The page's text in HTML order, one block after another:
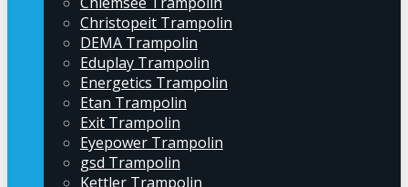
Christopeit Trampolin
DEMA Trampolin
Eduplay Trampolin
Energetics Trampolin
Etan Trampolin
Exit Trampolin
Eyepower Trampolin
gsd Trampolin
Kettler Trampolin